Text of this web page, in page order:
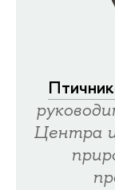
Центра